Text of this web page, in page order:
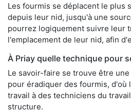
Les fourmis se déplacent le plus
depuis leur nid, jusqu'à une
pourrez logiquement suivre leur
l'emplacement de leur nid, afin
À Priay quelle technique pour
Le savoir-faire se trouve être
pour éradiquer des fourmis, d'où
travail à des techniciens du
structure.